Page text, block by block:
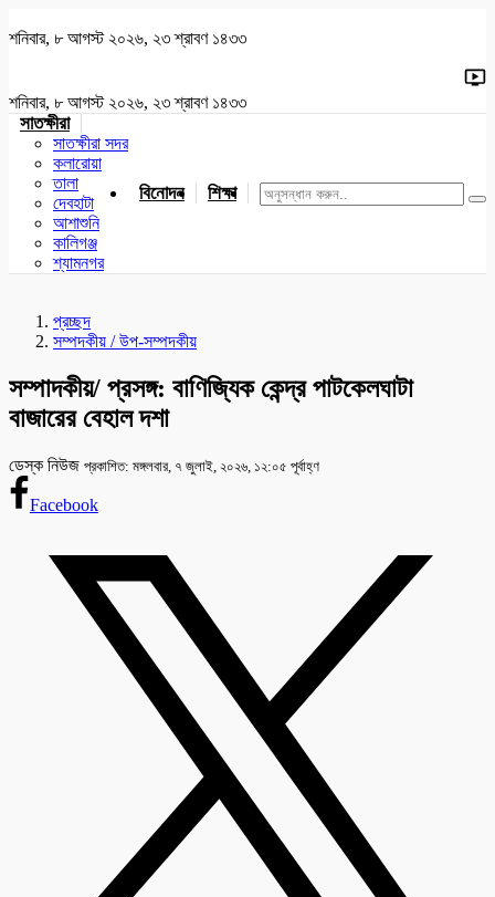
শনিবার, ৮ আগস্ট ২০২৬, ২৩ শ্রাবণ ১৪৩৩
শনিবার, ৮ আগস্ট ২০২৬, ২৩ শ্রাবণ ১৪৩৩
সাতক্ষীরা
সাতক্ষীরা সদর
কলারোয়া
তালা
দেবহাটা
আশাশুনি
কালিগঞ্জ
শ্যামনগর
বিনোদন শিক্ষা খেলাধুলা জাতীয় যশোর
প্রচ্ছদ
সম্পদকীয় / উপ-সম্পদকীয়
সম্পাদকীয়/ প্রসঙ্গ: বাণিজ্যিক কেন্দ্র পাটকেলঘাটা
বাজারের বেহাল দশা
ডেস্ক নিউজ প্রকাশিত: মঙ্গলবার, ৭ জুলাই, ২০২৬, ১২:০৫ পূর্বাহ্ণ
Facebook